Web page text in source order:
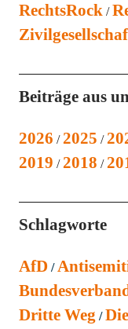
RechtsRock
Beiträge aus
2026 2025
2019 2018
Schlagworte
AfD
Dritte Weg